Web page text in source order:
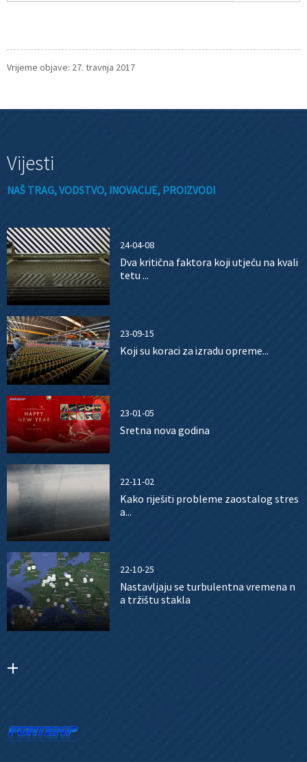
Vrijeme objave: 27. travnja 2017
Vijesti
NAŠ TRAG, VODSTVO, INOVACIJE, PROIZVODI
24-04-08
Dva kritična faktora koji utječu na kvali
tetu ...
23-09-15
Koji su koraci za izradu opreme...
23-01-05
Sretna nova godina
22-11-02
Kako riješiti probleme zaostalog stres
a...
22-10-25
Nastavljaju se turbulentna vremena n
a tržištu stakla